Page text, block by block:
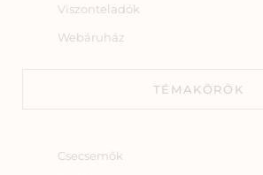
Viszonteladók
Webáruház
TÉMAKÖRÖK
Csecsemők